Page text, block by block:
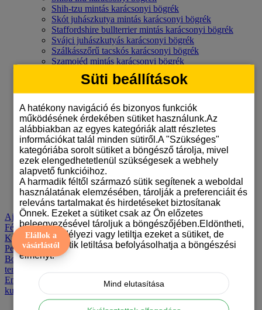
Shih-tzu mintás karácsonyi bögrék
Skót juhászkutya mintás karácsonyi bögrék
Staffordshire bullterrier mintás karácsonyi bögrék
Svájci juhászkutyás karácsonyi bögrék
Szálkásszőrű tacskós karácsonyi bögrék
Szamojéd mintás karácsonyi bögrék
Tacskó mintás karácsonyi bögrék
Törpe pincser mintás karácsonyi bögrék
Törpespicc mintás karácsonyi bögrék
Uszkáros karácsonyi bögrék
Vizslás karácsonyi bögrék
Welsh terrier mintás karácsonyi bögrék
Westie mintás karácsonyi bögrék
Yorkshire terrieres karácsonyi bögrék
Mutass mindent Karácsonyi kutyás bögrék
Blog
Törpespicc mintájú párnák
Ajándékok alkalom szerintAnya-lánya póló szett Ékszerek
Fényképes termékek Gazdiknak Kiegészítők Kulacsok, palackok
Kulcstartók Kutyás mágneses mosogatógép Jelölők Párnák
Perselyek SzületésvirágTervező Trágár bögre Trendek Bögrék
Boxok Kulacsok
termékek
Emlékpuzzle
One line art kutyás bögrék
Karácsonyi
kutyás bögrék
Elállok a
vásárlástól
Süti beállítások
A hatékony navigáció és bizonyos funkciók
működésének érdekében sütiket használunk.Az
alábbiakban az egyes kategóriák alatt részletes
információkat talál minden sütiről.A "Szükséges"
kategóriába sorolt sütiket a böngésző tárolja, mivel
ezek elengedhetetlenül szükségesek a webhely
alapvető funkcióihoz.
A harmadik féltől származó sütik segítenek a weboldal
használatának elemzésében, tárolják a preferenciáit és
releváns tartalmakat és hirdetéseket biztosítanak
Önnek. Ezeket a sütiket csak az Ön előzetes
beleegyezésével tároljuk a böngészőjében.Eldöntheti,
hogy engedélyezi vagy letiltja ezeket a sütiket, de
bizonyos sütik letiltása befolyásolhatja a böngészési
élményt.
Mind elutasítása